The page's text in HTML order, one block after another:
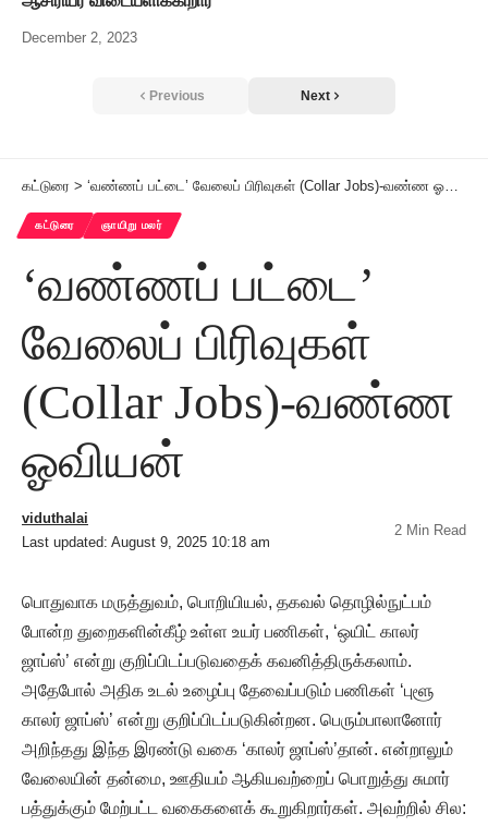
December 2, 2023
Previous Next
கட்டுரை > ‘வண்ணப் பட்டை’ வேலைப் பிரிவுகள் (Collar Jobs)-வண்ண ஓவியன்
கட்டுரை ஞாயிறு மலர்
‘வண்ணப் பட்டை’
வேலைப் பிரிவுகள்
(Collar Jobs)-வண்ண
ஓவியன்
Last updated: August 9, 2025 10:18 am
viduthalai
2 Min Read
பொதுவாக மருத்துவம், பொறியியல், தகவல் தொழில்நுட்பம்
போன்ற துறைகளின்கீழ் உள்ள உயர் பணிகள், ‘ஒயிட் காலர்
ஜாப்ஸ்’ என்று குறிப்பிடப்படுவதைக் கவனித்திருக்கலாம்.
அதேபோல் அதிக உடல் உழைப்பு தேவைப்படும் பணிகள் ‘புளூ
காலர் ஜாப்ஸ்’ என்று குறிப்பிடப்படுகின்றன. பெரும்பாலானோர்
அறிந்தது இந்த இரண்டு வகை ‘காலர் ஜாப்ஸ்’தான். என்றாலும்
வேலையின் தன்மை, ஊதியம் ஆகியவற்றைப் பொறுத்து சுமார்
பத்துக்கும் மேற்பட்ட வகைகளைக் கூறுகிறார்கள். அவற்றில் சில: